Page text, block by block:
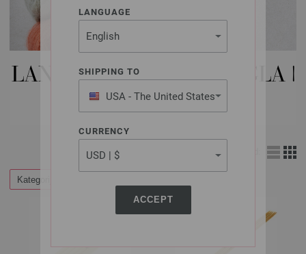
LANGUAGE
SHIPPING TO
USA - The United States
of America
CURRENCY
ACCEPT
LANA GROSSA IGLE | 5 IGLA |
BAMBUS
Kategorije